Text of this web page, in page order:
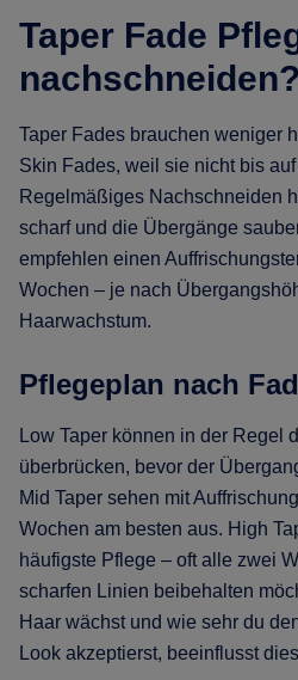
Taper Fade
nachschneiden?
Taper Fades brauchen weniger
Skin Fades, weil sie nicht bis
Regelmäßiges Nachschneiden
scharf und die Übergänge
empfehlen einen
Wochen – je nach
Haarwachstum.
Pflegeplan nach
Low Taper können in der Regel
überbrücken, bevor der
Mid Taper sehen mit
Wochen am besten aus. High
häufigste Pflege – oft alle zwei
scharfen Linien beibehalten
Haar wächst und wie sehr du
Look akzeptierst, beeinflusst